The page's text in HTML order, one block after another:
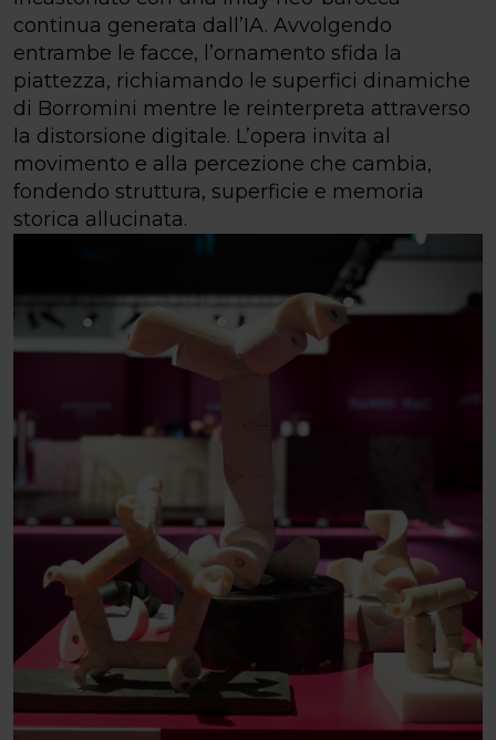
continua generata dall’IA. Avvolgendo
entrambe le facce, l’ornamento sfida la
piattezza, richiamando le superfici dinamiche
di Borromini mentre le reinterpreta attraverso
la distorsione digitale. L’opera invita al
movimento e alla percezione che cambia,
fondendo struttura, superficie e memoria
storica allucinata.